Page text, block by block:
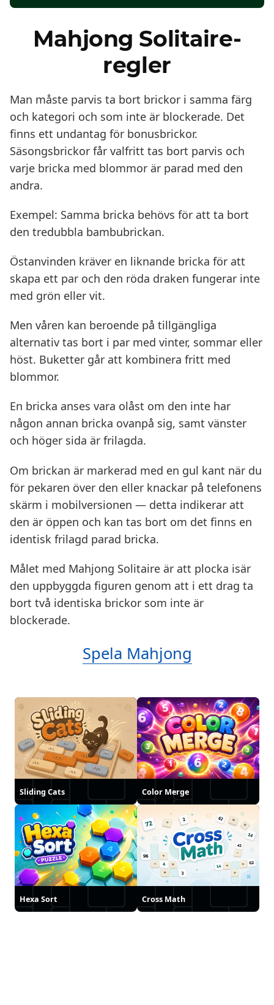
Mahjong Solitaire-
regler
Man måste parvis ta bort brickor i samma färg
och kategori och som inte är blockerade. Det
finns ett undantag för bonusbrickor.
Säsongsbrickor får valfritt tas bort parvis och
varje bricka med blommor är parad med den
andra.
Exempel: Samma bricka behövs för att ta bort
den tredubbla bambubrickan.
Östanvinden kräver en liknande bricka för att
skapa ett par och den röda draken fungerar inte
med grön eller vit.
Men våren kan beroende på tillgängliga
alternativ tas bort i par med vinter, sommar eller
höst. Buketter går att kombinera fritt med
blommor.
En bricka anses vara olåst om den inte har
någon annan bricka ovanpå sig, samt vänster
och höger sida är frilagda.
Om brickan är markerad med en gul kant när du
för pekaren över den eller knackar på telefonens
skärm i mobilversionen — detta indikerar att
den är öppen och kan tas bort om det finns en
identisk frilagd parad bricka.
Målet med Mahjong Solitaire är att plocka isär
den uppbyggda figuren genom att i ett drag ta
bort två identiska brickor som inte är
blockerade.
Spela Mahjong
Sliding Cats Color Merge
Hexa Sort Cross Math